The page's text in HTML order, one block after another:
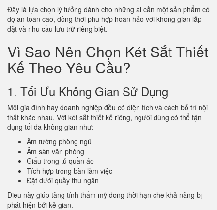
Đây là lựa chọn lý tưởng dành cho những ai cần một sản phẩm có
độ an toàn cao, đồng thời phù hợp hoàn hảo với không gian lắp
đặt và nhu cầu lưu trữ riêng biệt.
Vì Sao Nên Chọn Két Sắt Thiết
Kế Theo Yêu Cầu?
1. Tối Ưu Không Gian Sử Dụng
Mỗi gia đình hay doanh nghiệp đều có diện tích và cách bố trí nội
thất khác nhau. Với két sắt thiết kế riêng, người dùng có thể tận
dụng tối đa không gian như:
Âm tường phòng ngủ
Âm sàn văn phòng
Giấu trong tủ quần áo
Tích hợp trong bàn làm việc
Đặt dưới quầy thu ngân
Điều này giúp tăng tính thẩm mỹ đồng thời hạn chế khả năng bị
phát hiện bởi kẻ gian.